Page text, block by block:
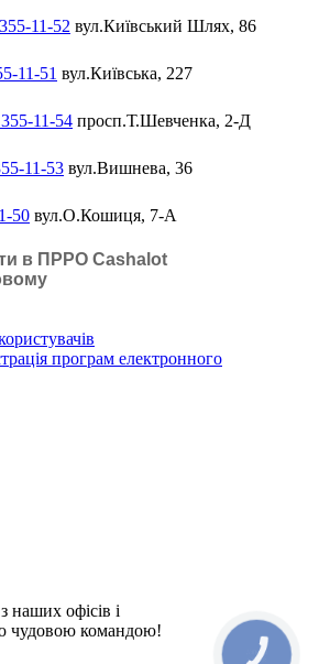
11-52 вул.Київський Шлях, 86
11-51 вул.Київська, 227
11-54 просп.Т.Шевченка, 2-Д
11-53 вул.Вишнева, 36
50 вул.О.Кошиця, 7-А
в ПРРО Cashalot
програм електронного
наших офісів і
чудовою командою!
КНОПКА
ЗВ'ЯЗКУ